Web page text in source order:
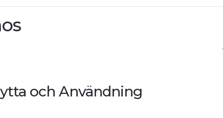
och Användning